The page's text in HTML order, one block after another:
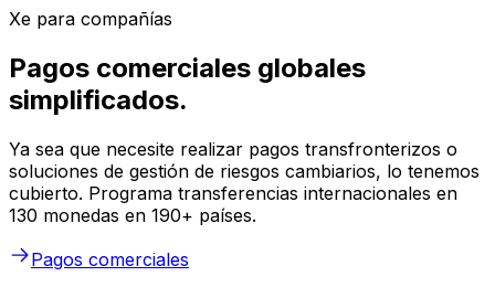
Xe para compañías
Pagos comerciales globales
simplificados.
Ya sea que necesite realizar pagos transfronterizos o
soluciones de gestión de riesgos cambiarios, lo tenemos
cubierto. Programa transferencias internacionales en
130 monedas en 190+ países.
Pagos comerciales